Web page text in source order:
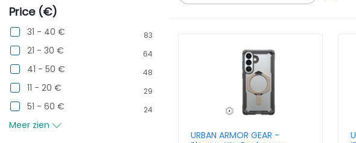
Price (€)
31 - 40 € 83
21 - 30 € 64
41 - 50 € 48
11 - 20 € 29
51 - 60 € 24
Meer zien
URBAN ARMOR GEAR -